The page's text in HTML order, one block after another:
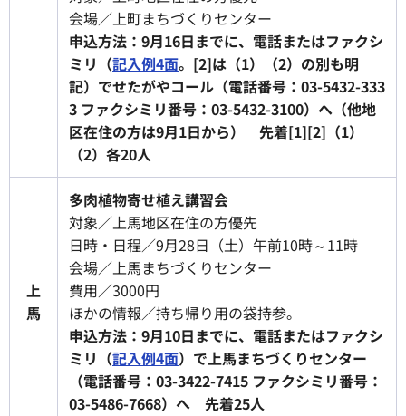
会場／上町まちづくりセンター
申込方法：9月16日までに、電話またはファクシ
ミリ（記入例4面。[2]は（1）（2）の別も明
記）でせたがやコール（電話番号：03-5432-333
3 ファクシミリ番号：03-5432-3100）へ（他地
区在住の方は9月1日から） 先着[1][2]（1）
（2）各20人
上
馬
多肉植物寄せ植え講習会
対象／上馬地区在住の方優先
日時・日程／9月28日（土）午前10時～11時
会場／上馬まちづくりセンター
費用／3000円
ほかの情報／持ち帰り用の袋持参。
申込方法：9月10日までに、電話またはファクシ
ミリ（記入例4面）で上馬まちづくりセンター
（電話番号：03-3422-7415 ファクシミリ番号：
03-5486-7668）へ 先着25人